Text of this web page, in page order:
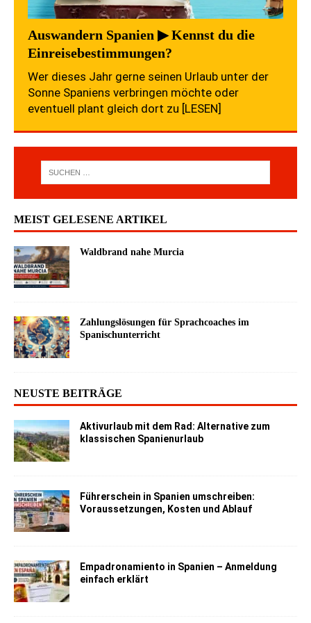
Auswandern Spanien ▶ Kennst du die
Einreisebestimmungen?
Wer dieses Jahr gerne seinen Urlaub unter der
Sonne Spaniens verbringen möchte oder
eventuell plant gleich dort zu [LESEN]
MEIST GELESENE ARTIKEL
Waldbrand nahe Murcia
Zahlungslösungen für Sprachcoaches im
Spanischunterricht
NEUSTE BEITRÄGE
Aktivurlaub mit dem Rad: Alternative zum
klassischen Spanienurlaub
Führerschein in Spanien umschreiben:
Voraussetzungen, Kosten und Ablauf
Empadronamiento in Spanien – Anmeldung
einfach erklärt